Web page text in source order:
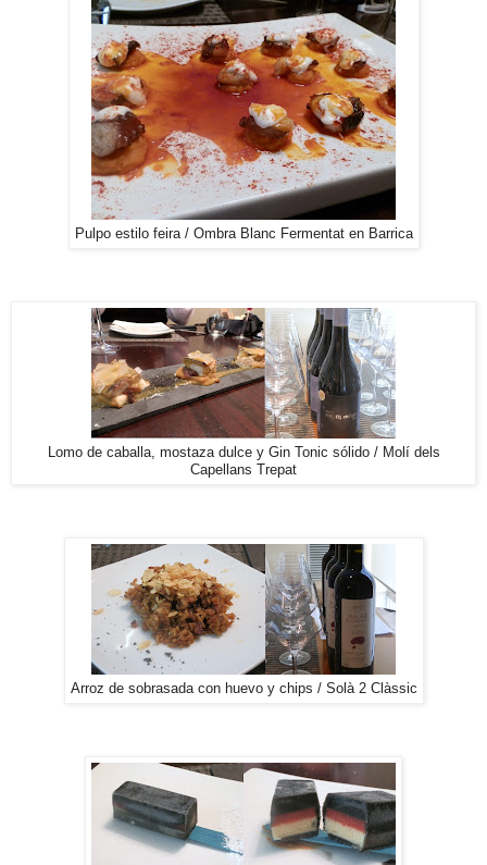
Pulpo estilo feira / Ombra Blanc Fermentat en Barrica
Lomo de caballa, mostaza dulce y Gin Tonic sólido / Molí dels
Capellans Trepat
Arroz de sobrasada con huevo y chips / Solà 2 Clàssic